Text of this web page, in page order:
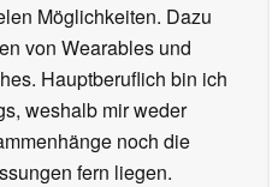
Möglichkeiten. Dazu
von Wearables und
Hauptberuflich bin ich
weshalb mir weder
noch die
fern liegen.